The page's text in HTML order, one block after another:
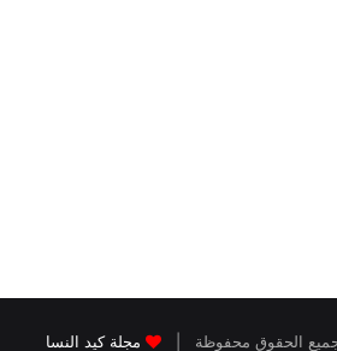
مجلة كيد النسا